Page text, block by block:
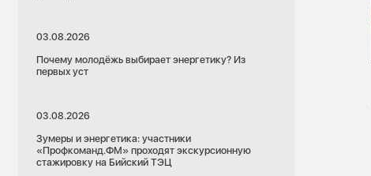
03.08.2026
Почему молодёжь выбирает энергетику? Из
первых уст
03.08.2026
Зумеры и энергетика: участники
«Профкоманд.ФМ» проходят экскурсионную
стажировку на Бийский ТЭЦ